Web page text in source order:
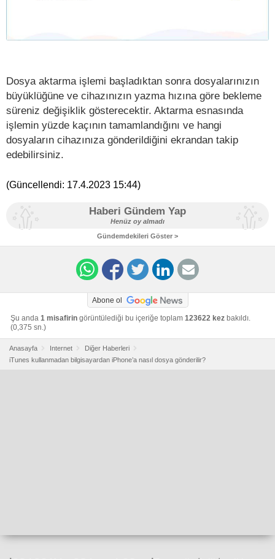
Dosya aktarma işlemi başladıktan sonra dosyalarınızın
büyüklüğüne ve cihazınızın yazma hızına göre bekleme
süreniz değişiklik gösterecektir. Aktarma esnasında
işlemin yüzde kaçının tamamlandığını ve hangi
dosyaların cihazınıza gönderildiğini ekrandan takip
edebilirsiniz.
(Güncellendi: 17.4.2023 15:44)
Haberi Gündem Yap
Henüz oy almadı
Gündemdekileri Göster >
Abone ol
Şu anda 1 misafirin görüntülediği bu içeriğe toplam 123622 kez bakıldı.
(0,375 sn.)
Anasayfa Internet
Diğer Haberleri
iTunes kullanmadan bilgisayardan iPhone’a nasıl dosya gönderilir?